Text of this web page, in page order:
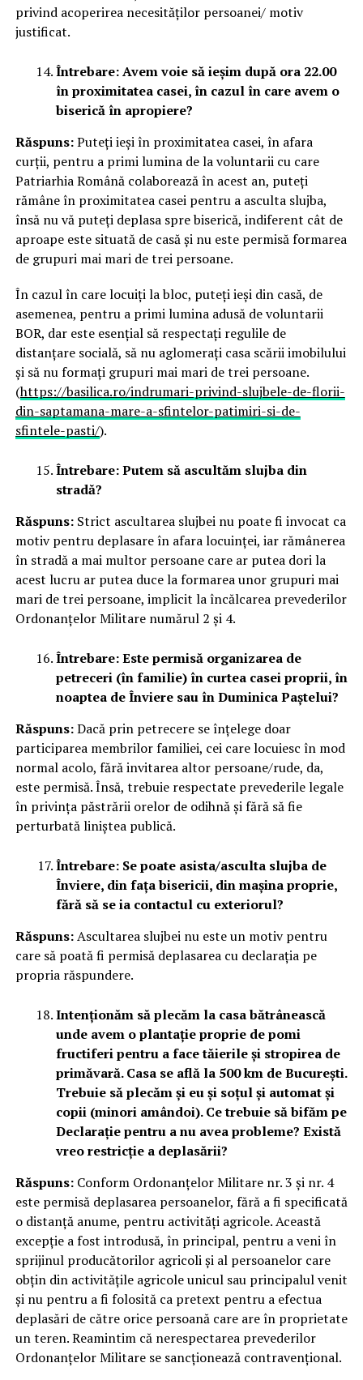
privind acoperirea necesităților persoanei/ motiv
justificat.
Întrebare: Avem voie să ieșim după ora 22.00
în proximitatea casei, în cazul în care avem o
biserică în apropiere?
Răspuns:Puteți ieși în proximitatea casei, în afara
curții, pentru a primi lumina de la voluntarii cu care
Patriarhia Română colaborează în acest an, puteți
rămâne în proximitatea casei pentru a asculta slujba,
însă nu vă puteți deplasa spre biserică, indiferent cât de
aproape este situată de casă și nu este permisă formarea
de grupuri mai mari de trei persoane.
În cazul în care locuiți la bloc, puteți ieși din casă, de
asemenea, pentru a primi lumina adusă de voluntarii
BOR, dar este esențial să respectați regulile de
distanțare socială, să nu aglomerați casa scării imobilului
și să nu formați grupuri mai mari de trei persoane.
(https://basilica.ro/indrumari-privind-slujbele-de-florii-
din-saptamana-mare-a-sfintelor-patimiri-si-de-
sfintele-pasti/).
Întrebare: Putem să ascultăm slujba din
stradă?
Răspuns:Strict ascultarea slujbei nu poate fi invocat ca
motiv pentru deplasare în afara locuinței, iar rămânerea
în stradă a mai multor persoane care ar putea dori la
acest lucru ar putea duce la formarea unor grupuri mai
mari de trei persoane, implicit la încălcarea prevederilor
Ordonanțelor Militare numărul 2 și 4.
Întrebare: Este permisă organizarea de
petreceri (în familie) în curtea casei proprii, în
noaptea de Înviere sau în Duminica Paștelui?
Răspuns:Dacă prin petrecere se înțelege doar
participarea membrilor familiei, cei care locuiesc în mod
normal acolo, fără invitarea altor persoane/rude, da,
este permisă. Însă, trebuie respectate prevederile legale
în privința păstrării orelor de odihnă și fără să fie
perturbată liniștea publică.
Întrebare: Se poate asista/asculta slujba de
Înviere, din fața bisericii, din mașina proprie,
fără să se ia contactul cu exteriorul?
Răspuns:Ascultarea slujbei nu este un motiv pentru
care să poată fi permisă deplasarea cu declarația pe
propria răspundere.
Intenționăm să plecăm la casa bătrânească
unde avem o plantație proprie de pomi
fructiferi pentru a face tăierile și stropirea de
primăvară. Casa se află la 500 km de București.
Trebuie să plecăm și eu și soțul și automat și
copii (minori amândoi). Ce trebuie să bifăm pe
Declarație pentru a nu avea probleme? Există
vreo restricție a deplasării?
Răspuns: Conform Ordonanțelor Militare nr. 3 și nr. 4
este permisă deplasarea persoanelor, fără a fi specificată
o distanță anume, pentru activități agricole. Această
excepție a fost introdusă, în principal, pentru a veni în
sprijinul producătorilor agricoli și al persoanelor care
obțin din activitățile agricole unicul sau principalul venit
și nu pentru a fi folosită ca pretext pentru a efectua
deplasări de către orice persoană care are în proprietate
un teren. Reamintim că nerespectarea prevederilor
Ordonanțelor Militare se sancționează contravențional.